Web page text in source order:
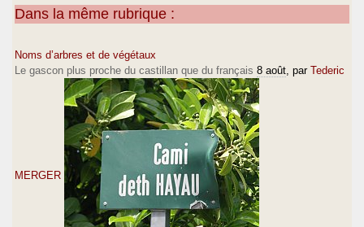
Dans la même rubrique :
Noms d’arbres et de végétaux
Le gascon plus proche du castillan que du français 8 août , par Tederic
MERGER